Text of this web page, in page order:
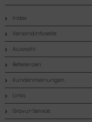
Index
Versandinfoseite
Auswahl
Referenzen
Kundenmeinungen
Links
Gravur-Service